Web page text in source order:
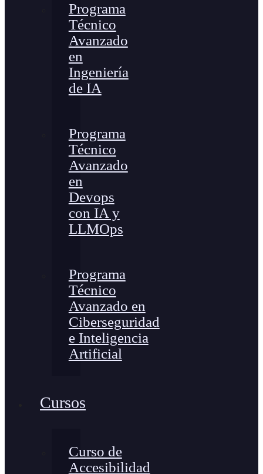
Programa
Técnico
Avanzado
en
Ingeniería
de IA
Programa
Técnico
Avanzado
en
Devops
con IA y
LLMOps
Programa
Técnico
Avanzado en
Ciberseguridad
e Inteligencia
Artificial
Cursos
Curso de
Accesibilidad